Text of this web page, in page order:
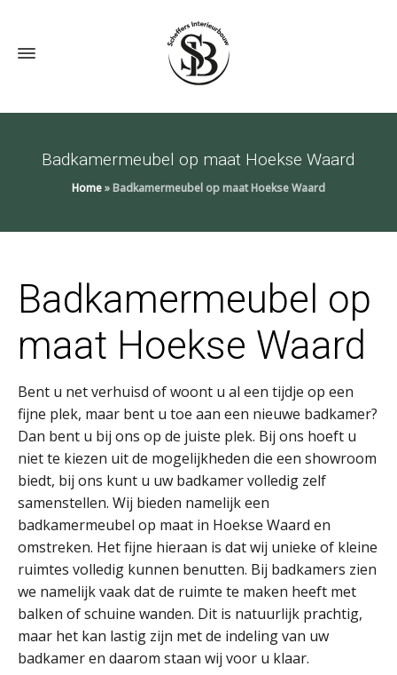
Badkamermeubel op maat Hoekse Waard
Home»Badkamermeubel op maat Hoekse Waard
Badkamermeubel op
maat Hoekse Waard
Bent u net verhuisd of woont u al een tijdje op een
fijne plek, maar bent u toe aan een nieuwe badkamer?
Dan bent u bij ons op de juiste plek. Bij ons hoeft u
niet te kiezen uit de mogelijkheden die een showroom
biedt, bij ons kunt u uw badkamer volledig zelf
samenstellen. Wij bieden namelijk een
badkamermeubel op maat in Hoekse Waard en
omstreken. Het fijne hieraan is dat wij unieke of kleine
ruimtes volledig kunnen benutten. Bij badkamers zien
we namelijk vaak dat de ruimte te maken heeft met
balken of schuine wanden. Dit is natuurlijk prachtig,
maar het kan lastig zijn met de indeling van uw
badkamer en daarom staan wij voor u klaar.